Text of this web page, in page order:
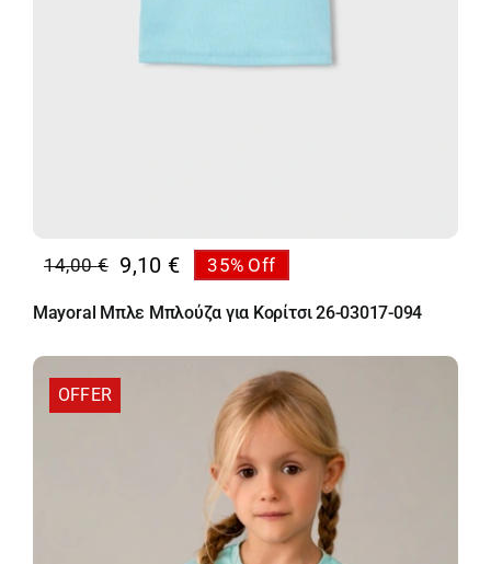
14,00€
Original
price
was:
14,00 €.
9,10 €
Η
τρέχουσα
τιμή
είναι:
9,10 €.
35% Off
Mayoral Μπλε Μπλούζα για Κορίτσι 26-03017-094
OFFER